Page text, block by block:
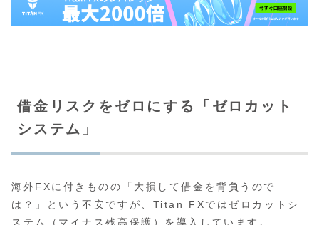
借金リスクをゼロにする「ゼロカット
システム」
海外FXに付きものの「大損して借金を背負うので
は？」という不安ですが、Titan FXではゼロカットシ
ステム（マイナス残高保護）を導入しています。